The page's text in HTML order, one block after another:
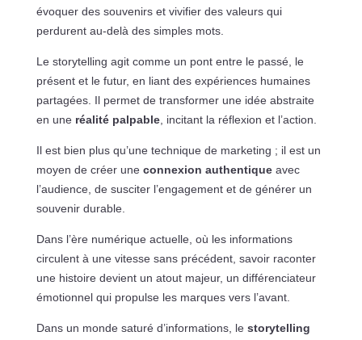
évoquer des souvenirs et vivifier des valeurs qui
perdurent au-delà des simples mots.
Le storytelling agit comme un pont entre le passé, le
présent et le futur, en liant des expériences humaines
partagées. Il permet de transformer une idée abstraite
en une réalité palpable, incitant la réflexion et l’action.
Il est bien plus qu’une technique de marketing ; il est un
moyen de créer une connexion authentiqueavec
l’audience, de susciter l’engagement et de générer un
souvenir durable.
Dans l’ère numérique actuelle, où les informations
circulent à une vitesse sans précédent, savoir raconter
une histoire devient un atout majeur, un différenciateur
émotionnel qui propulse les marques vers l’avant.
Dans un monde saturé d’informations, le storytelling